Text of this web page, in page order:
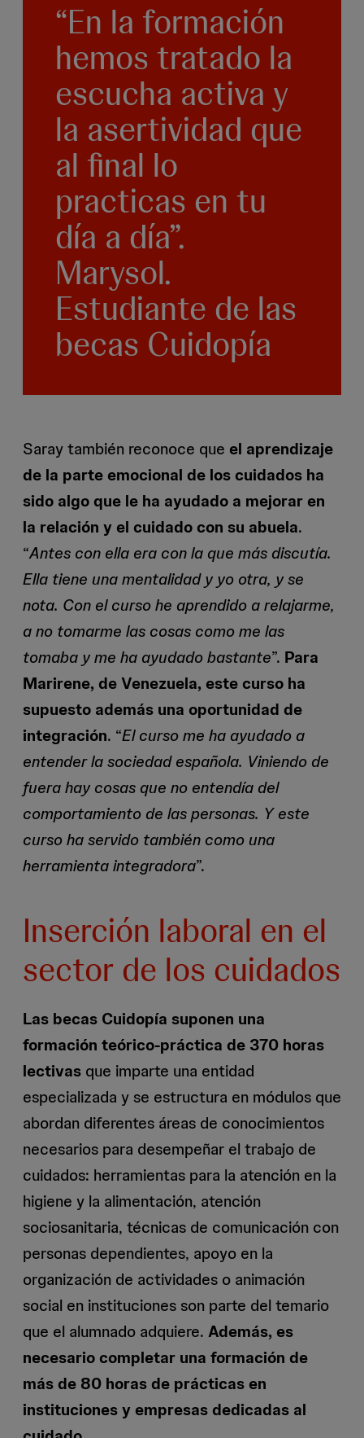
“En la formación
hemos tratado la
escucha activa y
la asertividad que
al final lo
practicas en tu
día a día”.
Marysol.
Estudiante de las
becas Cuidopía
Saray también reconoce que el aprendizaje
de la parte emocional de los cuidados ha
sido algo que le ha ayudado a mejorar en
la relación y el cuidado con su abuela.
“Antes con ella era con la que más discutía.
Ella tiene una mentalidad y yo otra, y se
nota. Con el curso he aprendido a relajarme,
a no tomarme las cosas como me las
tomaba y me ha ayudado bastante”. Para
Marirene, de Venezuela, este curso ha
supuesto además una oportunidad de
integración. “El curso me ha ayudado a
entender la sociedad española. Viniendo de
fuera hay cosas que no entendía del
comportamiento de las personas. Y este
curso ha servido también como una
herramienta integradora”.
Inserción laboral en el
sector de los cuidados
Las becas Cuidopía suponen una
formación teórico-práctica de 370 horas
lectivas que imparte una entidad
especializada y se estructura en módulos que
abordan diferentes áreas de conocimientos
necesarios para desempeñar el trabajo de
cuidados: herramientas para la atención en la
higiene y la alimentación, atención
sociosanitaria, técnicas de comunicación con
personas dependientes, apoyo en la
organización de actividades o animación
social en instituciones son parte del temario
que el alumnado adquiere. Además, es
necesario completar una formación de
más de 80 horas de prácticas en
instituciones y empresas dedicadas al